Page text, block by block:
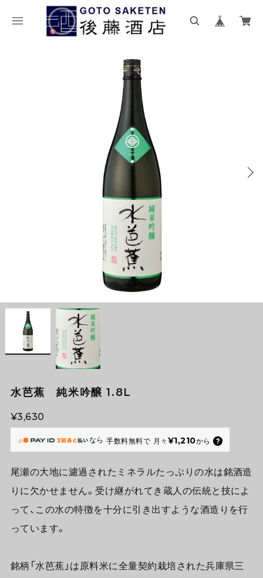
水芭蕉 純米吟醸 1.8L
¥3,630
なら 手数料無料で 月々 ¥1,210から
尾瀬の大地に濾過されたミネラルたっぷりの水は銘酒造
りに欠かせません。受け継がれてき蔵人の伝統と技によ
って、この水の特徴を十分に引き出すような酒造りを行
っています。
銘柄「水芭蕉」は原料米に全量契約栽培された兵庫県三